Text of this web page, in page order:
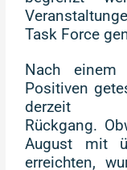
Task Force
Nach einem
Positiven
derzeit
Rückgang.
August mit
erreichten,